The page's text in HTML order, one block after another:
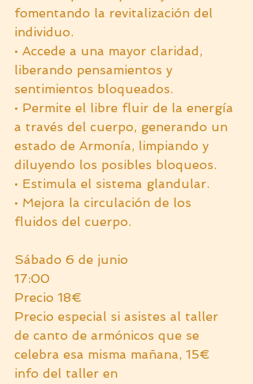
fomentando la revitalización del
individuo.
• Accede a una mayor claridad,
liberando pensamientos y
sentimientos bloqueados.
• Permite el libre fluir de la energía
a través del cuerpo, generando un
estado de Armonía, limpiando y
diluyendo los posibles bloqueos.
• Estimula el sistema glandular.
• Mejora la circulación de los
fluidos del cuerpo.
Sábado 6 de junio
17:00
Precio 18€
Precio especial si asistes al taller
de canto de armónicos que se
celebra esa misma mañana, 15€
info del taller en